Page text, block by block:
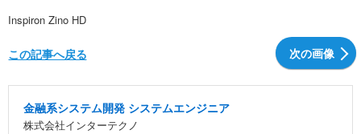
Inspiron Zino HD
次の画像
この記事へ戻る
金融系システム開発 システムエンジニア
株式会社インターテクノ